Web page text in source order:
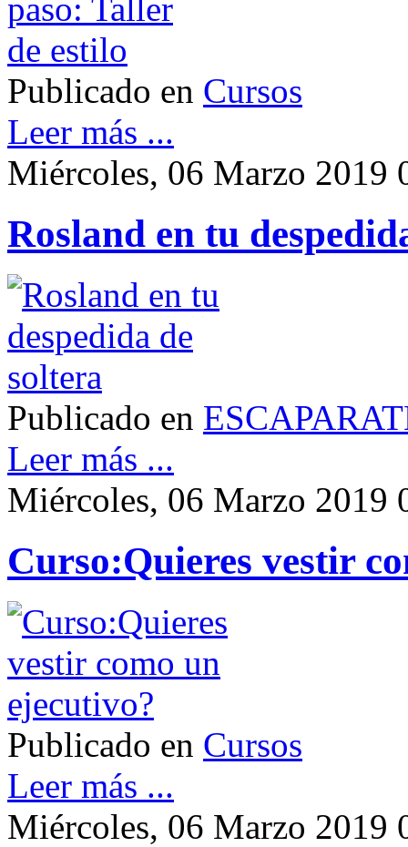
Publicado en Cursos
Leer más ...
Miércoles, 06 Marzo 2019
Rosland en tu
Publicado en
Leer más ...
Miércoles, 06 Marzo 2019
Curso:Quieres vestir
Publicado en Cursos
Leer más ...
Miércoles, 06 Marzo 2019